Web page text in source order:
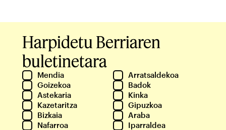
Harpidetu Berriaren
buletinetara
Mendia
Arratsaldekoa
Goizekoa
Badok
Astekaria
Kinka
Kazetaritza
Gipuzkoa
Bizkaia
Araba
Nafarroa
Iparraldea